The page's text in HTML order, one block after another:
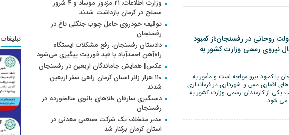
روحانی در رفسنجان؛از کمبود
نیروی رسمی وزارت کشور به
با کمبود نیرو مواجه است و مأمور به
اقماری مس و شهرداری در فرمانداری
یکی از کارمندان رسمی وزارت کشور به
می شود.
وزارت اطلاعات: ۲۱ مزدور موساد و ۴ شرور
مسلح در کرمان بازداشت شدند
توقیف خودروی حامل چوب جنگلی تاغ در
رفسنجان
دادستان رفسنجان: رفع مشکلات ایستگاه
راه‌آهن احمدآباد با قید فوریت پیگیری می‌شود
عکس| همایش جاماندگان اربعین در رفسنجان
۱۱۰ هزار زائر استان کرمان راهی سفر اربعین
شدند
دستگیری سارقان طلاهای بانوی سالخورده در
رفسنجان
مدیر متخلف یک شرکت صنعتی معدنی در
استان کرمان برکنار شد
تبلیغات